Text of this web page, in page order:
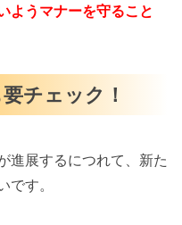
ようマナーを守ること
チェック！
進展するにつれて、新た
す。